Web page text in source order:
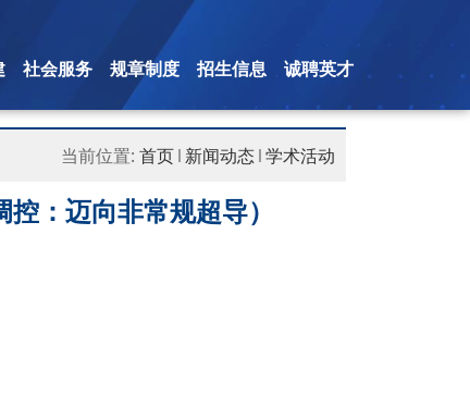
社会服务 规章制度 招生信息 诚聘英才
当前位置: 首页 新闻动态 学术活动
：迈向非常规超导）